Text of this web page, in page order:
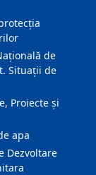
de
Situații de
Proiecte și
apa
Dezvoltare